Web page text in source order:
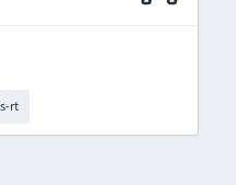
rt